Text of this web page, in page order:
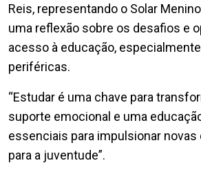
Reis, representando o Solar
uma reflexão sobre os desafios e
acesso à educação,
periféricas.
“Estudar é uma chave para
suporte emocional e uma
essenciais para impulsionar
para a juventude”.